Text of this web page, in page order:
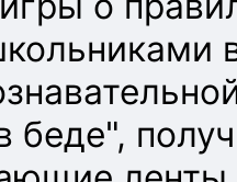
беде",